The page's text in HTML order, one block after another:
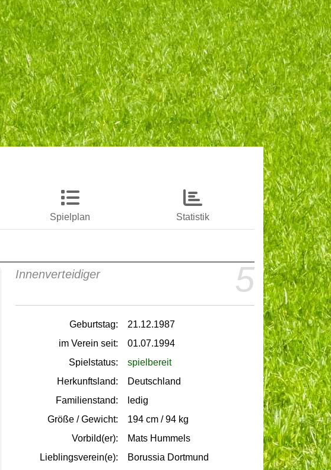
Spielplan Statistik
5
Innenverteidiger
Geburtstag:
21.12.1987
im Verein seit:
01.07.1994
Spielstatus:
spielbereit
Herkunftsland:
Deutschland
Familienstand:
ledig
Größe / Gewicht:
194 cm / 94 kg
Vorbild(er):
Mats Hummels
Lieblingsverein(e):
Borussia Dortmund